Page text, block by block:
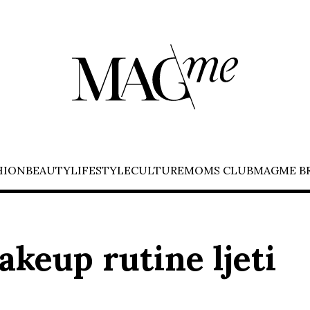
BEAUTYLIFESTYLECULTUREMOMS CLUBMAGME
rutine ljeti